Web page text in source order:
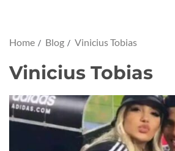
Home Blog Vinicius Tobias
Vinicius Tobias